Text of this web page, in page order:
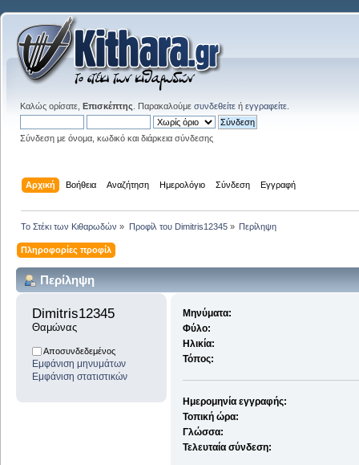
Καλώς ορίσατε, Επισκέπτης . Παρακαλούμε συνδεθείτε ή εγγραφείτε
Σύνδεση με όνομα, κωδικό και διάρκεια σύνδεσης
Αρχική Βοήθεια Αναζήτηση Ημερολόγιο Σύνδεση Εγγραφή
Το Στέκι των Κιθαρωδών » Προφίλ του Dimitris12345» Περίληψη
Πληροφορίες προφίλ
Περίληψη
Dimitris12345
Θαμώνας
Αποσυνδεδεμένος
Εμφάνιση μηνυμάτων
Εμφάνιση στατιστικών
Μηνύματα:
Φύλο:
Ηλικία:
Τόπος:
Ημερομηνία εγγραφής:
Τοπική ώρα:
Γλώσσα:
Τελευταία σύνδεση: